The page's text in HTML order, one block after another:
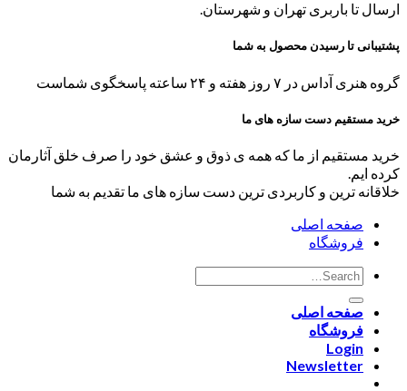
ارسال تا باربری تهران و شهرستان.
پشتیبانی تا رسیدن محصول به شما
گروه هنری آداس در ۷ روز هفته و ۲۴ ساعته پاسخگوی شماست
خرید مستقیم دست سازه های ما
خرید مستقیم از ما که همه ی ذوق و عشق خود را صرف خلق آثارمان
کرده ایم.
خلاقانه ترین و کاربردی ترین دست سازه های ما تقدیم به شما
صفحه اصلی
فروشگاه
صفحه اصلی
فروشگاه
Login
Newsletter